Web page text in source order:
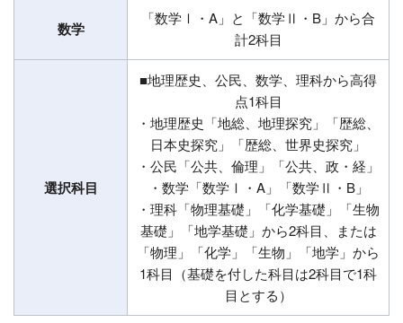
数学
「数学Ⅰ・A」と「数学Ⅱ・B」から合
計2科目
選択科目
■地理歴史、公民、数学、理科から高得
点1科目
・地理歴史「地総、地理探究」「歴総、
日本史探究」「歴総、世界史探究」
・公民「公共、倫理」「公共、政・経」
・数学「数学Ⅰ・A」「数学Ⅱ・B」
・理科「物理基礎」「化学基礎」「生物
基礎」「地学基礎」から2科目、または
「物理」「化学」「生物」「地学」から
1科目（基礎を付した科目は2科目で1科
目とする）